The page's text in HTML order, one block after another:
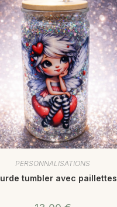
PERSONNALISATIONS
tumbler avec paillettes